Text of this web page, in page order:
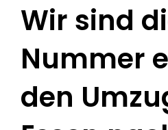
Wir sind
Nummer
den